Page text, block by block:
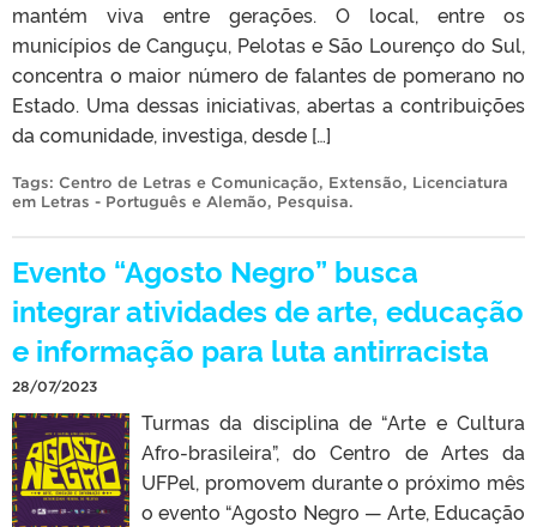
mantém viva entre gerações. O local, entre os
municípios de Canguçu, Pelotas e São Lourenço do Sul,
concentra o maior número de falantes de pomerano no
Estado. Uma dessas iniciativas, abertas a contribuições
da comunidade, investiga, desde […]
Tags: Centro de Letras e Comunicação, Extensão, Licenciatura
em Letras - Português e Alemão, Pesquisa.
Evento “Agosto Negro” busca
integrar atividades de arte, educação
e informação para luta antirracista
28/07/2023
Turmas da disciplina de “Arte e Cultura
Afro-brasileira”, do Centro de Artes da
UFPel, promovem durante o próximo mês
o evento “Agosto Negro — Arte, Educação